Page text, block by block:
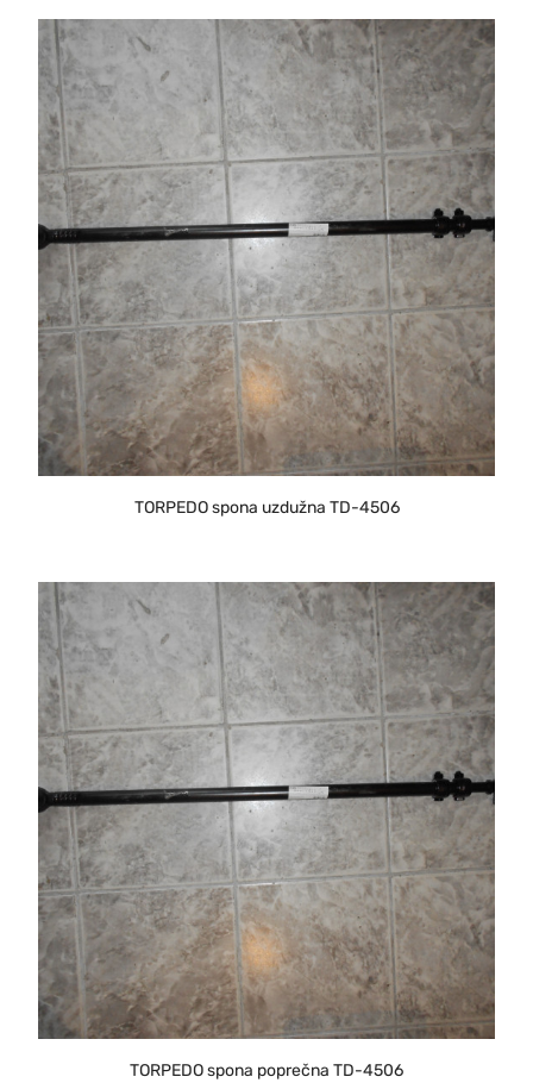
TORPEDO spona uzdužna TD-4506
TORPEDO spona poprečna TD-4506